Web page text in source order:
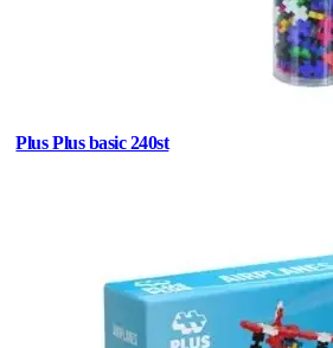
Plus Plus basic 240st